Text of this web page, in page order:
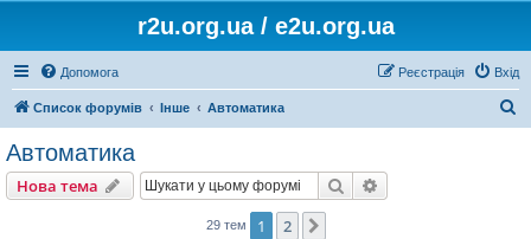
r2u.org.ua / e2u.org.ua
Допомога Вхід
Реєстрація
Список форумів Інше Автоматика
Автоматика
Нова тема Пошук
29 тем 1 2